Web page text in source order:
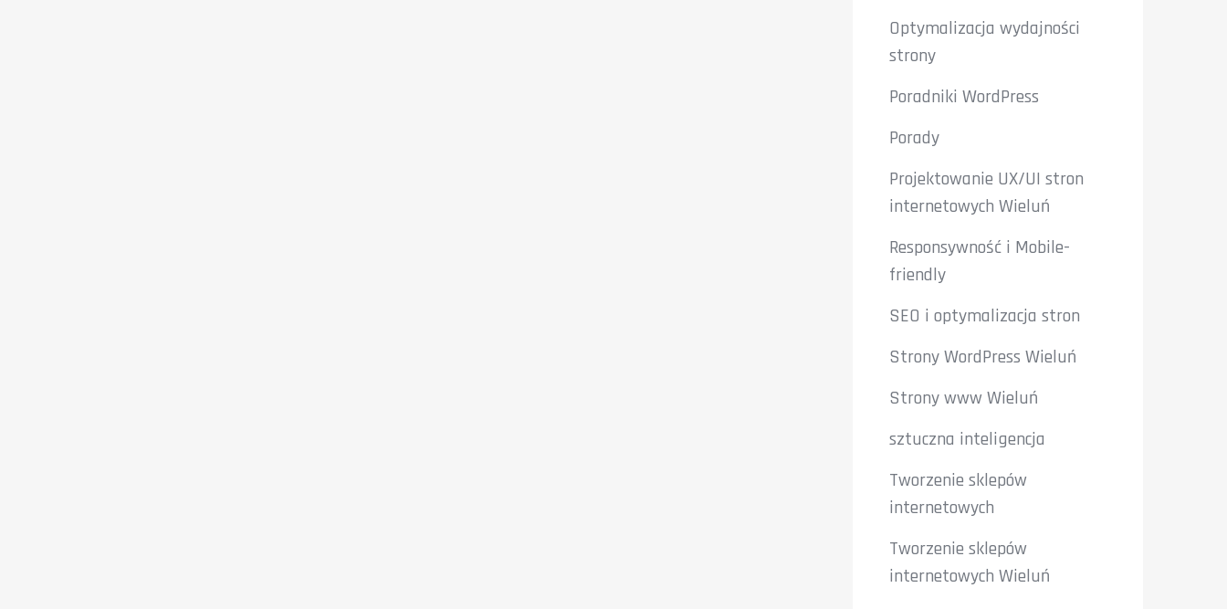
Optymalizacja wydajności
strony
Poradniki WordPress
Porady
Projektowanie UX/UI stron
internetowych Wieluń
Responsywność i Mobile-
friendly
SEO i optymalizacja stron
Strony WordPress Wieluń
Strony www Wieluń
sztuczna inteligencja
Tworzenie sklepów
internetowych
Tworzenie sklepów
internetowych Wieluń